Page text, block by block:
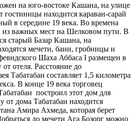
на юго-востоке Кашана, на улице
гостиницы находится караван-сарай
в середине 19 века. Во времена
из важных мест на Шелковом пути. В
старый Базар Кашана, на
мечети, бани, гробницы и
Шаха Аббаса I размещен в
отеля. Расстояние до
Табатабаи составляет 1,5 километра
В конце 19 века торговец
построил этот дом для
от дома Табатабаи находится
Амира Ахмеда, которая берет
до мечети Ага Бозорг можно